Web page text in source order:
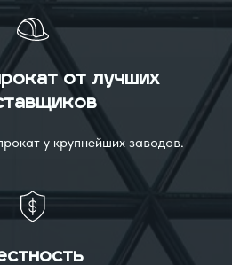
от лучших
у крупнейших заводов.